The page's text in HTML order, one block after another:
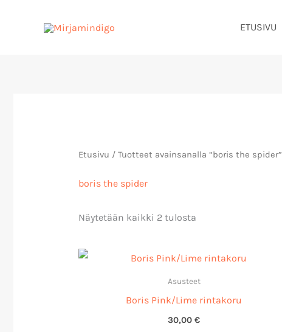
ETUSIVU
Etusivu / Tuotteet avainsanalla “boris the spider”
boris the spider
Näytetään kaikki 2 tulosta
Asusteet
Boris Pink/Lime rintakoru
30,00€